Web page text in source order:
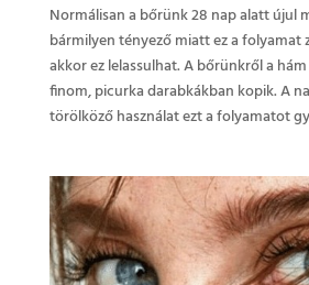
Normálisan a bőrünk 28 nap alatt újul
bármilyen tényező miatt ez a folyamat
akkor ez lelassulhat. A bőrünkről a
finom, picurka darabkákban kopik. A
törölköző használat ezt a folyamatot